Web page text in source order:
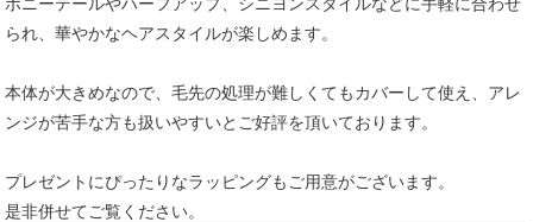
られ、華やかなヘアスタイルが楽しめます。
本体が大きめなので、毛先の処理が難しくてもカバーして使え、アレ
ンジが苦手な方も扱いやすいとご好評を頂いております。
プレゼントにぴったりなラッピングもご用意がございます。
是非併せてご覧ください。